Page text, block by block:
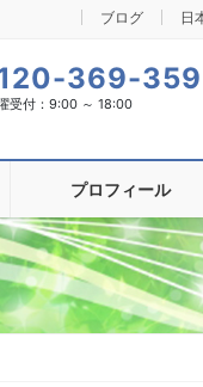
ブログ 日
369-359
受付：9:00 ～ 18:00
プロフィール